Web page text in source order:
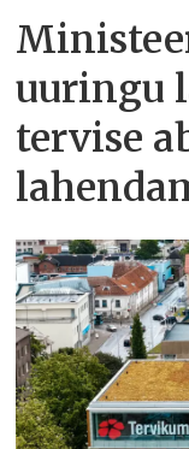
uuringu
tervise